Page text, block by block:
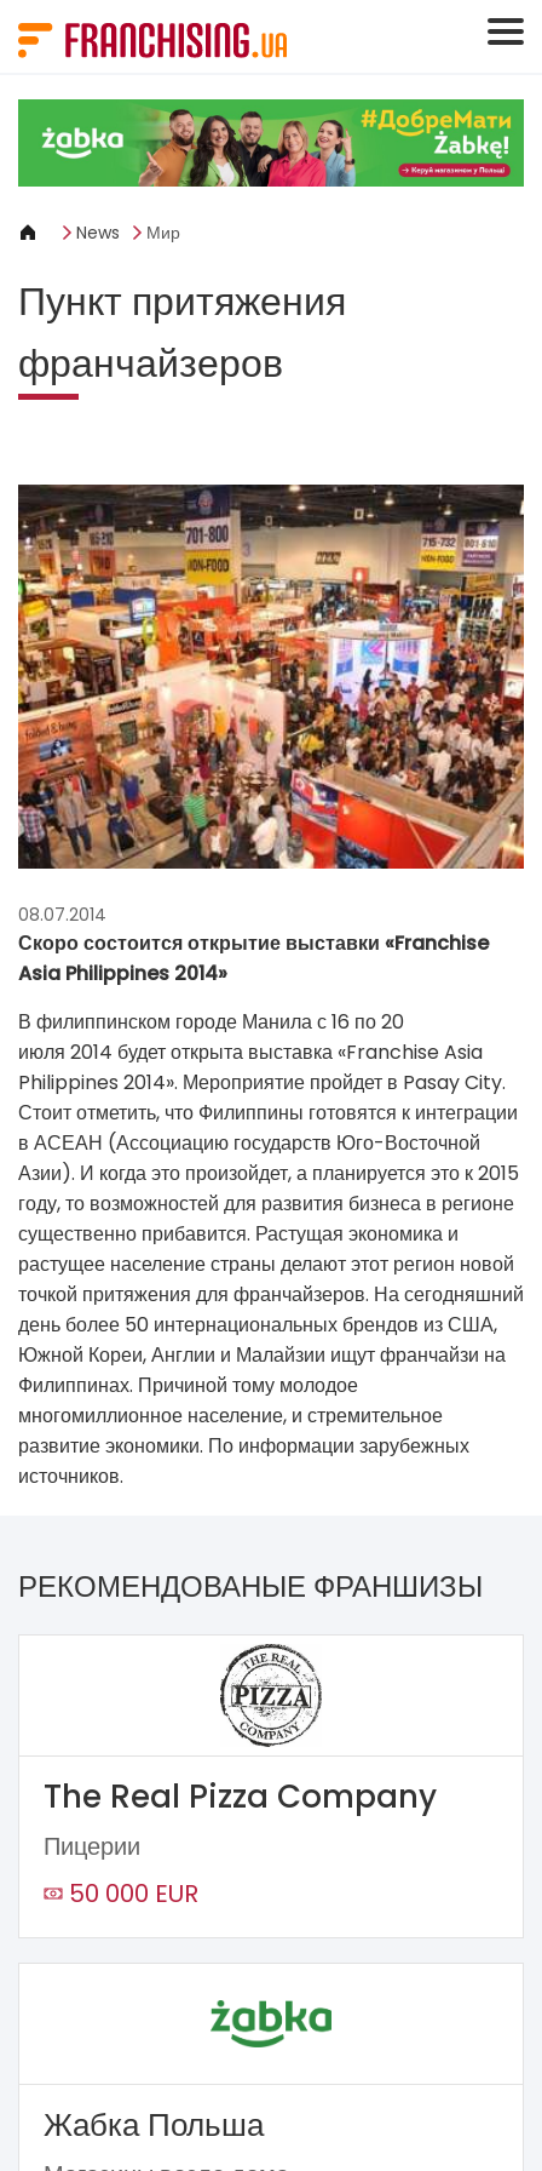
News Мир
Пункт притяжения
франчайзеров
08.07.2014
Скоро состоится открытие выставки «Franchise
Asia Philippines 2014»
В филиппинском городе Манила с 16 по 20
июля 2014 будет открыта выставка «Franchise Asia
Philippines 2014». Мероприятие пройдет в Pasay City.
Стоит отметить, что Филиппины готовятся к интеграции
в АСЕАН (Ассоциацию государств Юго-Восточной
Азии). И когда это произойдет, а планируется это к 2015
году, то возможностей для развития бизнеса в регионе
существенно прибавится. Растущая экономика и
растущее население страны делают этот регион новой
точкой притяжения для франчайзеров. На сегодняшний
день более 50 интернациональных брендов из США,
Южной Кореи, Англии и Малайзии ищут франчайзи на
Филиппинах. Причиной тому молодое
многомиллионное население, и стремительное
развитие экономики. По информации зарубежных
источников.
РЕКОМЕНДОВАНЫЕ ФРАНШИЗЫ
The Real Pizza Company
Пицерии
50 000 EUR
Жабка Польша